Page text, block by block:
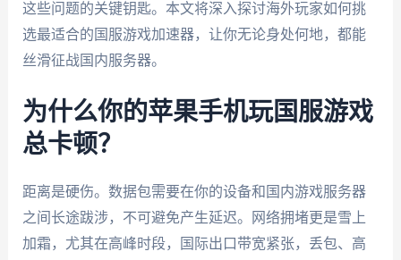
这些问题的关键钥匙。本文将深入探讨海外玩家如何挑
选最适合的国服游戏加速器，让你无论身处何地，都能
丝滑征战国内服务器。
为什么你的苹果手机玩国服游戏
总卡顿？
距离是硬伤。数据包需要在你的设备和国内游戏服务器
之间长途跋涉，不可避免产生延迟。网络拥堵更是雪上
加霜，尤其在高峰时段，国际出口带宽紧张，丢包、高